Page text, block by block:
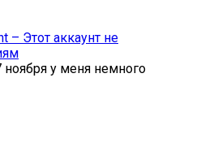
– Этот аккаунт не
ноября у меня немного